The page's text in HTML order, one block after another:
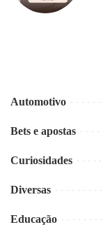
Automotivo
Bets e apostas
Curiosidades
Diversas
Educação